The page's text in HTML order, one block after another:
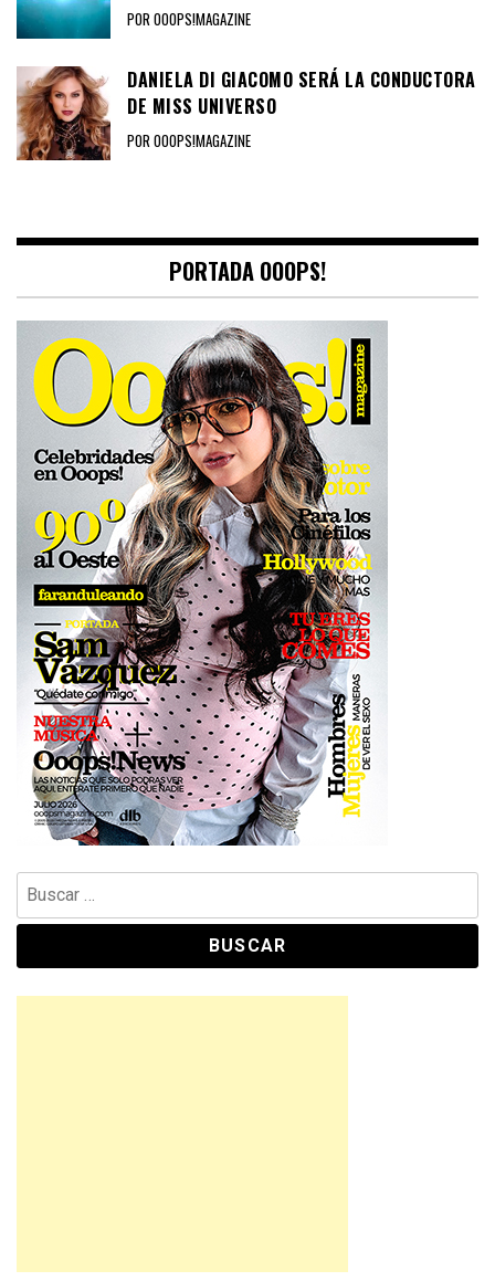
POR OOOPS!MAGAZINE
DANIELA DI GIACOMO SERÁ LA CONDUCTORA
DE MISS UNIVERSO
POR OOOPS!MAGAZINE
PORTADA OOOPS!
Buscar: